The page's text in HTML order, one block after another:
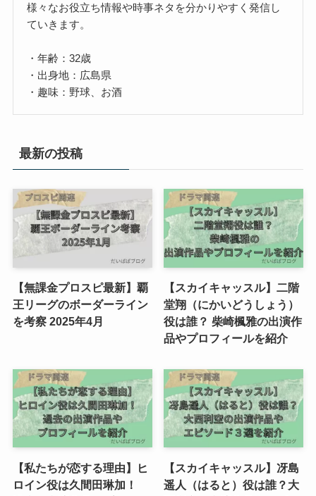
様々なお役立ち情報や時事ネタを分かりやすく発信し
ていきます。
・年齢：32歳
・出身地：広島県
・趣味：野球、お酒
最新の投稿
【無課金プロスピ最新】覇
王リーグのボーダーライン
を考察 2025年4月
【スカイキャッスル】二階
堂翔（にかいどうしょう）
役は誰？ 柴崎楓雅の出演作
品やプロフィールを紹介
【私たちが恋する理由】ヒ
ロイン役は久間田琳加！
【スカイキャッスル】冴島
遥人（はると）役は誰？大